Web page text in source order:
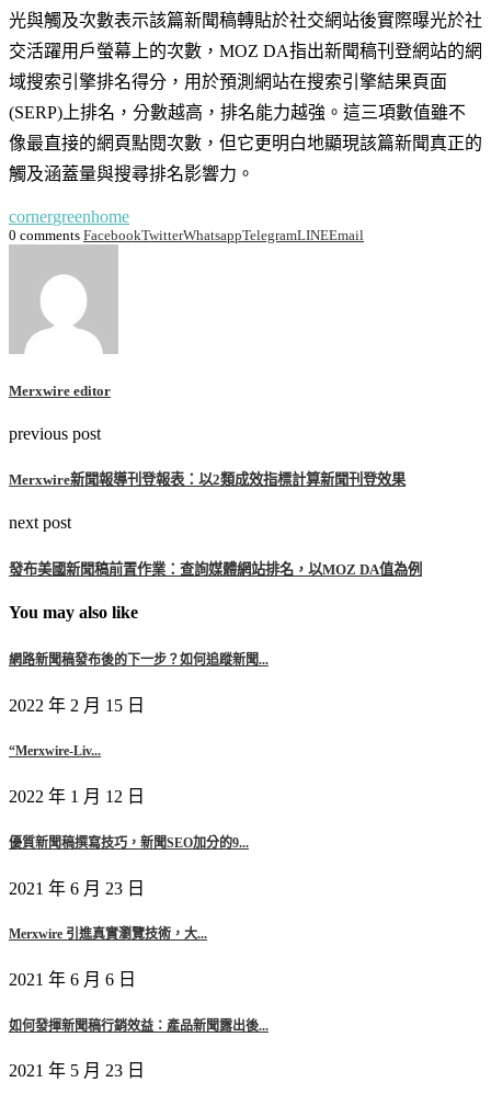
光與觸及次數表示該篇新聞稿轉貼於社交網站後實際曝光於社
交活躍用戶螢幕上的次數，MOZ DA指出新聞稿刊登網站的網
域搜索引擎排名得分，用於預測網站在搜索引擎結果頁面
(SERP)上排名，分數越高，排名能力越強。這三項數值雖不
像最直接的網頁點閱次數，但它更明白地顯現該篇新聞真正的
觸及涵蓋量與搜尋排名影響力。
cornergreenhome
0 comments FacebookTwitterWhatsappTelegramLINEEmail
Merxwire editor
previous post
Merxwire新聞報導刊登報表：以2類成效指標計算新聞刊登效果
next post
發布美國新聞稿前置作業：查詢媒體網站排名，以MOZ DA值為例
You may also like
網路新聞稿發布後的下一步？如何追蹤新聞...
2022 年 2 月 15 日
“Merxwire-Liv...
2022 年 1 月 12 日
優質新聞稿撰寫技巧，新聞SEO加分的9...
2021 年 6 月 23 日
Merxwire 引進真實瀏覽技術，大...
2021 年 6 月 6 日
如何發揮新聞稿行銷效益：產品新聞露出後...
2021 年 5 月 23 日